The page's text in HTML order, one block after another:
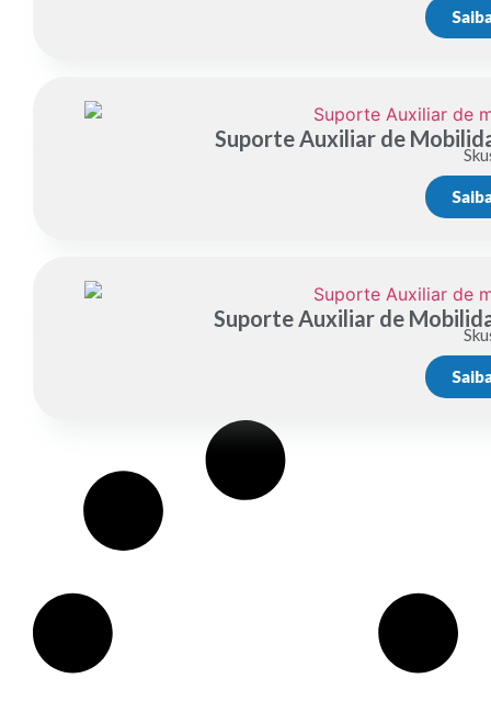
Suporte Auxiliar de
Suporte Auxiliar de